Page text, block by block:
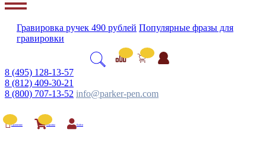
Гравировка ручек 490 рублей Популярные фразы для
гравировки
8 (495) 128-13-57
8 (812) 409-30-21
8 (800) 707-13-52 info@parker-pen.com
Сравнение Корзина Войти